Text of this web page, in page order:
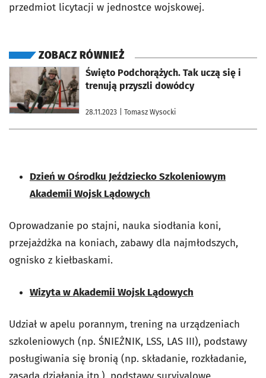
przedmiot licytacji w jednostce wojskowej.
ZOBACZ RÓWNIEŻ
Święto Podchorążych. Tak uczą się i
trenują przyszli dowódcy
28.11.2023 | Tomasz Wysocki
otworzy się w nowej karcie
Dzień w Ośrodku Jeździecko Szkoleniowym
Akademii Wojsk Lądowych
Oprowadzanie po stajni, nauka siodłania koni,
przejażdżka na koniach, zabawy dla najmłodszych,
ognisko z kiełbaskami.
Wizyta w Akademii Wojsk Lądowych
Udział w apelu porannym, trening na urządzeniach
szkoleniowych (np. ŚNIEŻNIK, LSS, LAS III), podstawy
posługiwania się bronią (np. składanie, rozkładanie,